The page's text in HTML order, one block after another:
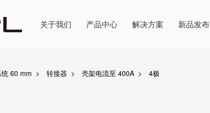
关于我们 产品中心 解决方案 新品发布
60 mm > 转接器 > 壳架电流至 400A > 4极